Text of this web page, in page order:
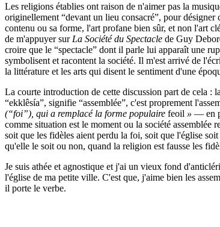
Les religions établies ont raison de n'aimer pas la
originellement “devant un lieu consacré”, pour désigner
contenu ou sa forme, l'art profane bien sûr, et non l'art
de m'appuyer sur La Société du Spectacle de Guy
croire que le “spectacle” dont il parle lui apparaît une
symbolisent et racontent la société. Il m'est arrivé de
la littérature et les arts qui disent le sentiment d'une
La courte introduction de cette discussion part de cela :
“ekklêsía”, signifie “assemblée”, c'est proprement
(“foi”), qui a remplacé la forme populaire feoil » — en
comme situation est le moment ou la société
soit que les fidèles aient perdu la foi, soit que l'église
qu'elle le soit ou non, quand la religion est fausse les
Je suis athée et agnostique et j'ai un vieux fond
l'église de ma petite ville. C'est que, j'aime bien les
il porte le verbe.